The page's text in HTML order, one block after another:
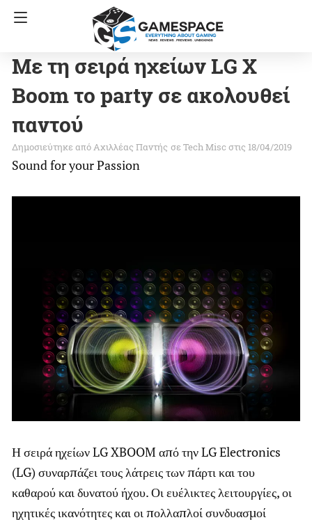
Με τη σειρά ηχείων LG X
Boom το party σε ακολουθεί
παντού
Αχιλλέας Παντής σε Tech Misc στις 18/04/2019
Sound for your Passion
Η σειρά ηχείων LG XBOOM από την LG Electronics
(LG) συναρπάζει τους λάτρεις των πάρτι και του
καθαρού και δυνατού ήχου. Οι ευέλικτες λειτουργίες, οι
ηχητικές ικανότητες και οι πολλαπλοί συνδυασμοί